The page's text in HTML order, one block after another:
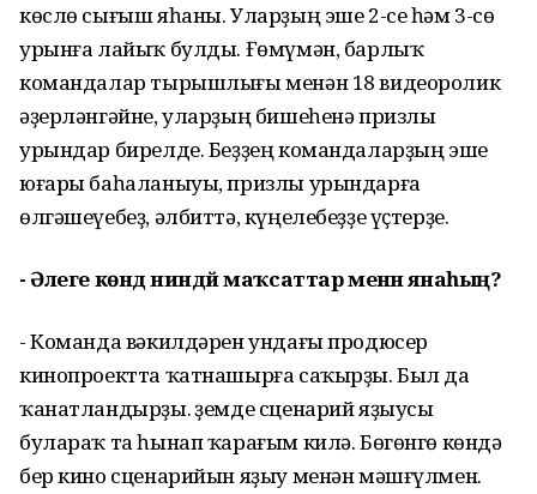
көслө сығыш яһаны. Уларҙың эше 2-се һәм 3-сө
урынға лайыҡ булды. Ғөмүмән, барлыҡ
командалар тырышлығы менән 18 видеоролик
әҙерләнгәйне, уларҙың бишеһенә призлы
урындар бирелде. Беҙҙең командаларҙың эше
юғары баһаланыуы, призлы урындарға
өлгәшеүебеҙ, әлбиттә, күңелебеҙҙе үҫтерҙе.
- Әлеге көндә ниндәй маҡсаттар менән янаһың?
- Команда вәкилдәрен ундағы продюсер
кинопроектта ҡатнашырға саҡырҙы. Был да
ҡанатландырҙы. Үҙемде сценарий яҙыусы
булараҡ та һынап ҡарағым килә. Бөгөнгө көндә
бер кино сценарийын яҙыу менән мәшғүлмен.